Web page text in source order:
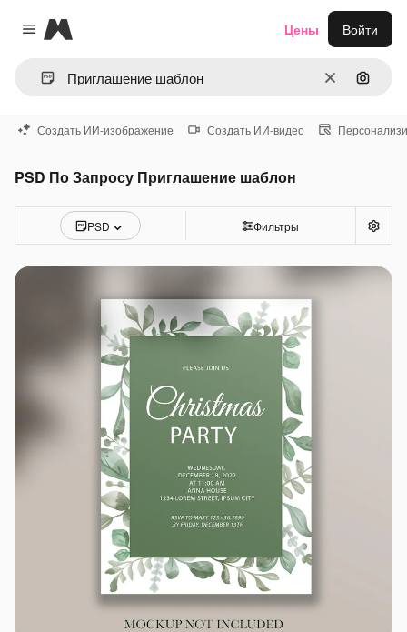
Close menu
Magnific
ОчиститьПоиск
Цены Войти
Создать ИИ-изображение Создать ИИ-видео
PSD По Запросу Приглашение шаблон
PSD Фильтры